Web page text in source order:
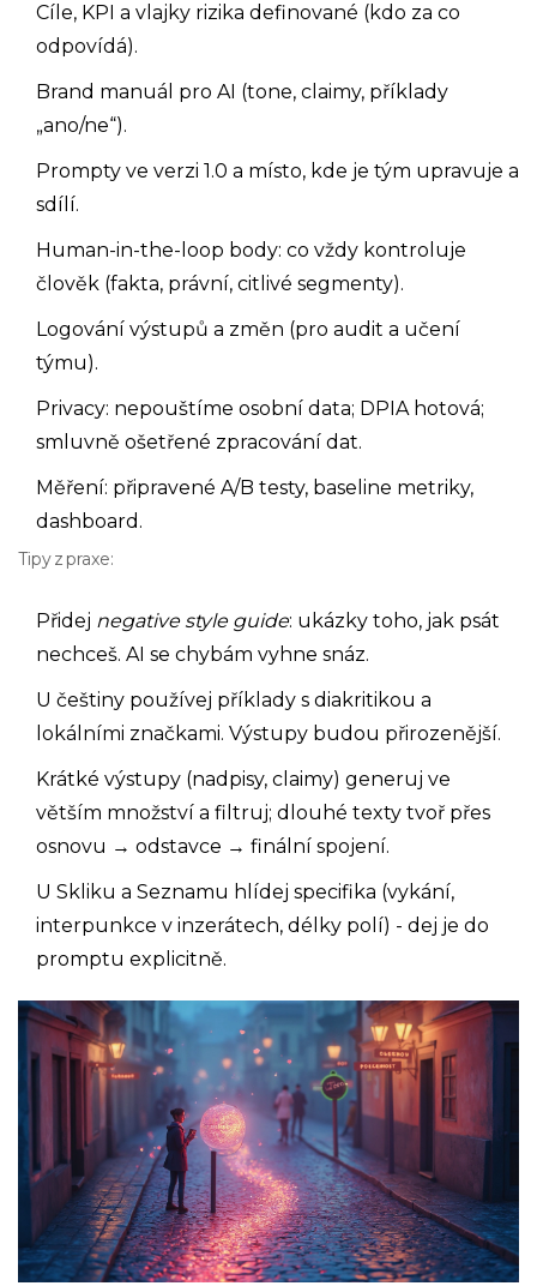
Cíle, KPI a vlajky rizika definované (kdo za co
odpovídá).
Brand manuál pro AI (tone, claimy, příklady
„ano/ne“).
Prompty ve verzi 1.0 a místo, kde je tým upravuje a
sdílí.
Human-in-the-loop body: co vždy kontroluje
člověk (fakta, právní, citlivé segmenty).
Logování výstupů a změn (pro audit a učení
týmu).
Privacy: nepouštíme osobní data; DPIA hotová;
smluvně ošetřené zpracování dat.
Měření: připravené A/B testy, baseline metriky,
dashboard.
Tipy z praxe:
Přidej negative style guide: ukázky toho, jak psát
nechceš. AI se chybám vyhne snáz.
U češtiny používej příklady s diakritikou a
lokálními značkami. Výstupy budou přirozenější.
Krátké výstupy (nadpisy, claimy) generuj ve
větším množství a filtruj; dlouhé texty tvoř přes
osnovu → odstavce → finální spojení.
U Skliku a Seznamu hlídej specifika (vykání,
interpunkce v inzerátech, délky polí) - dej je do
promptu explicitně.